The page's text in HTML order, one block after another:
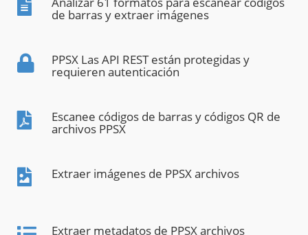
de barras y extraer imágenes
PPSX Las API REST están protegidas y
requieren autenticación
Escanee códigos de barras y códigos QR de
archivos PPSX
Extraer imágenes de PPSX archivos
Extraer metadatos de PPSX archivos